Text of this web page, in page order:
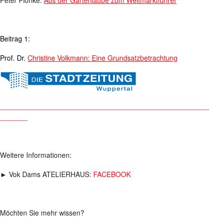
Beitrag 1:
Prof. Dr. Christine Volkmann: Eine Grundsatzbetrachtung
Weitere Informationen:
► Vok Dams ATELIERHAUS: FACEBOOK
Möchten Sie mehr wissen?